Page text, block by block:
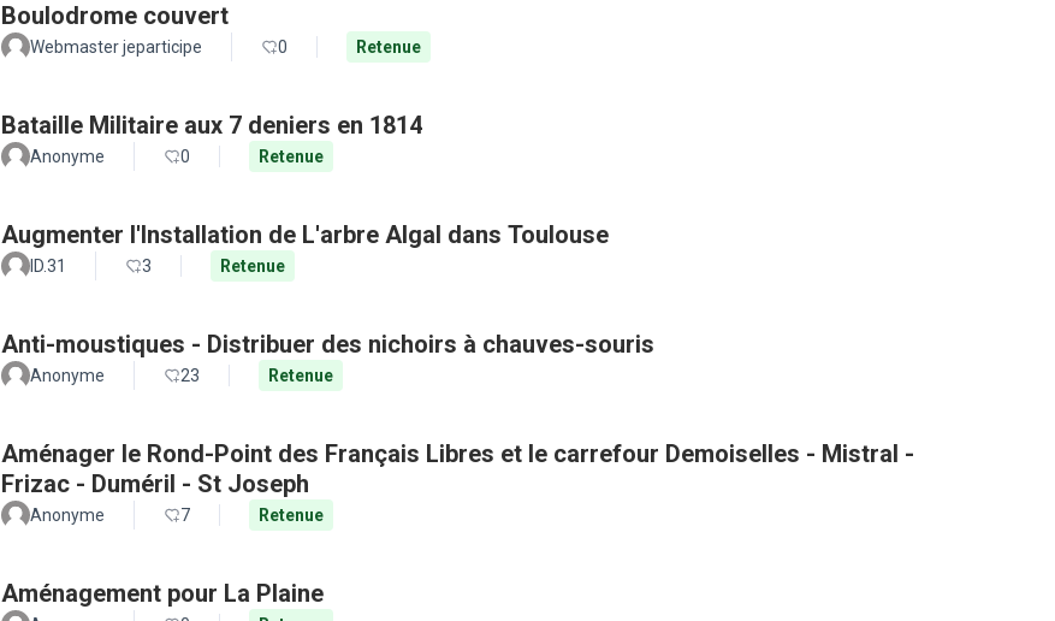
Boulodrome couvert
Webmaster jeparticipe 0 Retenue
Bataille Militaire aux 7 deniers en 1814
Anonyme 0 Retenue
Augmenter l'Installation de L'arbre Algal dans Toulouse
ID.31 3 Retenue
Anti-moustiques - Distribuer des nichoirs à chauves-souris
Anonyme 23 Retenue
Aménager le Rond-Point des Français Libres et le carrefour Demoiselles - Mistral -
Frizac - Duméril - St Joseph
Anonyme 7 Retenue
Aménagement pour La Plaine